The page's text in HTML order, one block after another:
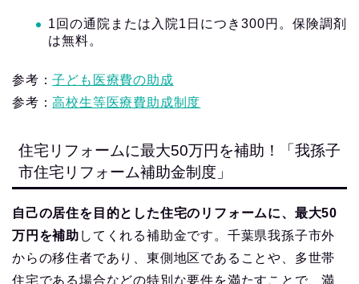
1回の通院または入院1日につき300円。保険調剤
は無料。
参考：子ども医療費の助成
参考：高校生等医療費助成制度
住宅リフォームに最大50万円を補助！「我孫子
市住宅リフォーム補助金制度」
自己の居住を目的とした住宅のリフォームに、最大50
万円を補助 してくれる補助金です。千葉県我孫子市外
からの移住者であり、東側地区であることや、多世帯
住宅である場合などの特別な要件を満たすことで、満